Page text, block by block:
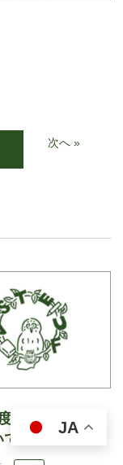
次へ »
みまもり当
JA